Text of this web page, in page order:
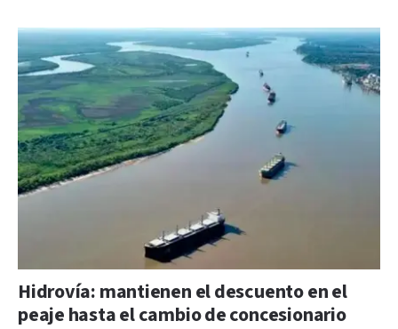
Hidrovía: mantienen el descuento en el
peaje hasta el cambio de concesionario